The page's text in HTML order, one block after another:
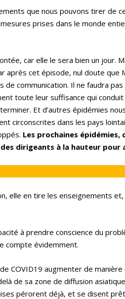
que nous pouvons tirer de
prises dans le monde
car elle le sera bien un jour.
cet épisode, nul doute que
communication. Il ne faudra
toute leur suffisance qui
Et d’autres épidémies
circonscrites dans les pays
Les prochaines épidémies,
dirigeants à la hauteur pour
elle en tire les enseignements
à prendre conscience du
compte évidemment.
COVID19 augmenter de manière
de sa zone de diffusion
pérorent déjà, et se disent